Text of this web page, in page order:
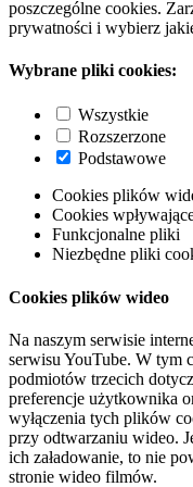
poszczególne cookies.
prywatności i wybierz
Wybrane pliki cookies:
Wszystkie
Rozszerzone
Podstawowe
Cookies plików
Cookies
Funkcjonalne pliki
Niezbędne pliki
Cookies plików wideo
Na naszym serwisie
serwisu YouTube. W tym
podmiotów trzecich
preferencje użytkownika
wyłączenia tych plików
przy odtwarzaniu wideo.
ich załadowanie, to nie
stronie wideo filmów.